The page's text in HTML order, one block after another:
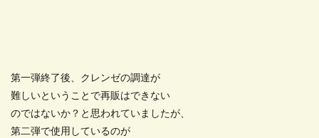
第一弾終了後、クレンゼの調達が
難しいということで再販はできない
のではないか？と思われていましたが、
第二弾で使用しているのが